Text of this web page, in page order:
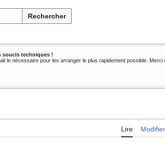
Rechercher
soucis techniques !
le nécessaire pour les arranger le plus rapidement possible. Merci
Lire Modifier